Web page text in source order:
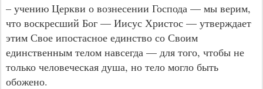
– учению Церкви о вознесении Господа — мы верим,
что воскресший Бог — Иисус Христос — утверждает
этим Свое ипостасное единство со Своим
единственным телом навсегда — для того, чтобы не
только человеческая душа, но тело могло быть
обожено.